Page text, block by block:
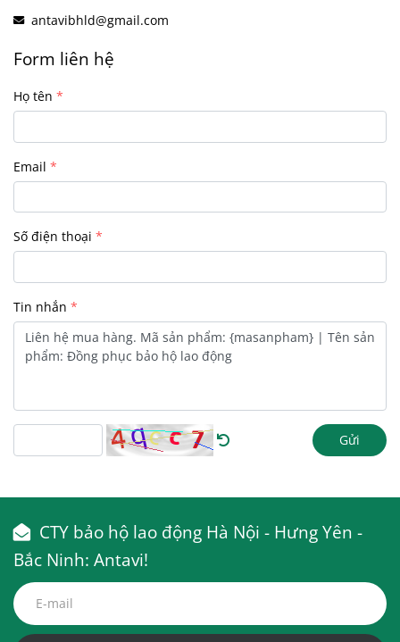
antavibhld@gmail.com
Form liên hệ
Họ tên
Email
Số điện thoại
Tin nhắn
Gửi
CTY bảo hộ lao động Hà Nội - Hưng Yên -
Bắc Ninh: Antavi!